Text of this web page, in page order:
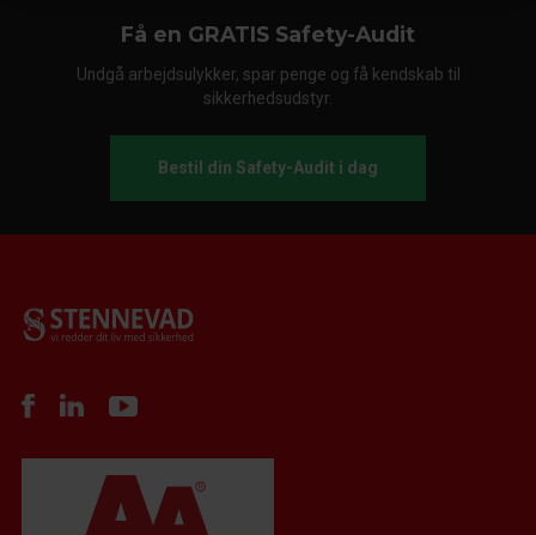
Få en GRATIS Safety-Audit
Undgå arbejdsulykker, spar penge og få kendskab til
sikkerhedsudstyr.
Bestil din Safety-Audit i dag